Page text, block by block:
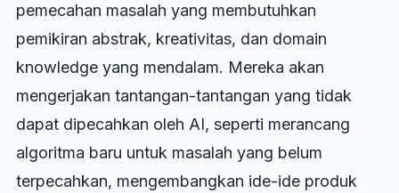
pemecahan masalah yang membutuhkan
pemikiran abstrak, kreativitas, dan domain
knowledge yang mendalam. Mereka akan
mengerjakan tantangan-tantangan yang tidak
dapat dipecahkan oleh AI, seperti merancang
algoritma baru untuk masalah yang belum
terpecahkan, mengembangkan ide-ide produk